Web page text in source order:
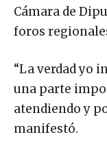
Cámara de
foros
“La verdad yo
una parte
atendiendo y
manifestó.